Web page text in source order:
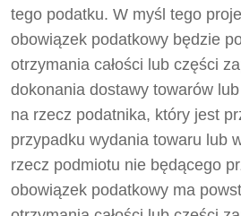
tego podatku. W myśl tego
obowiązek podatkowy będzie
otrzymania całości lub części
dokonania dostawy towarów
na rzecz podatnika, który jest
przypadku wydania towaru lub
rzecz podmiotu nie będącego
obowiązek podatkowy ma